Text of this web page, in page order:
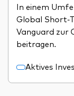
In einem
Global Short-
Vanguard zur
beitragen.
Aktives